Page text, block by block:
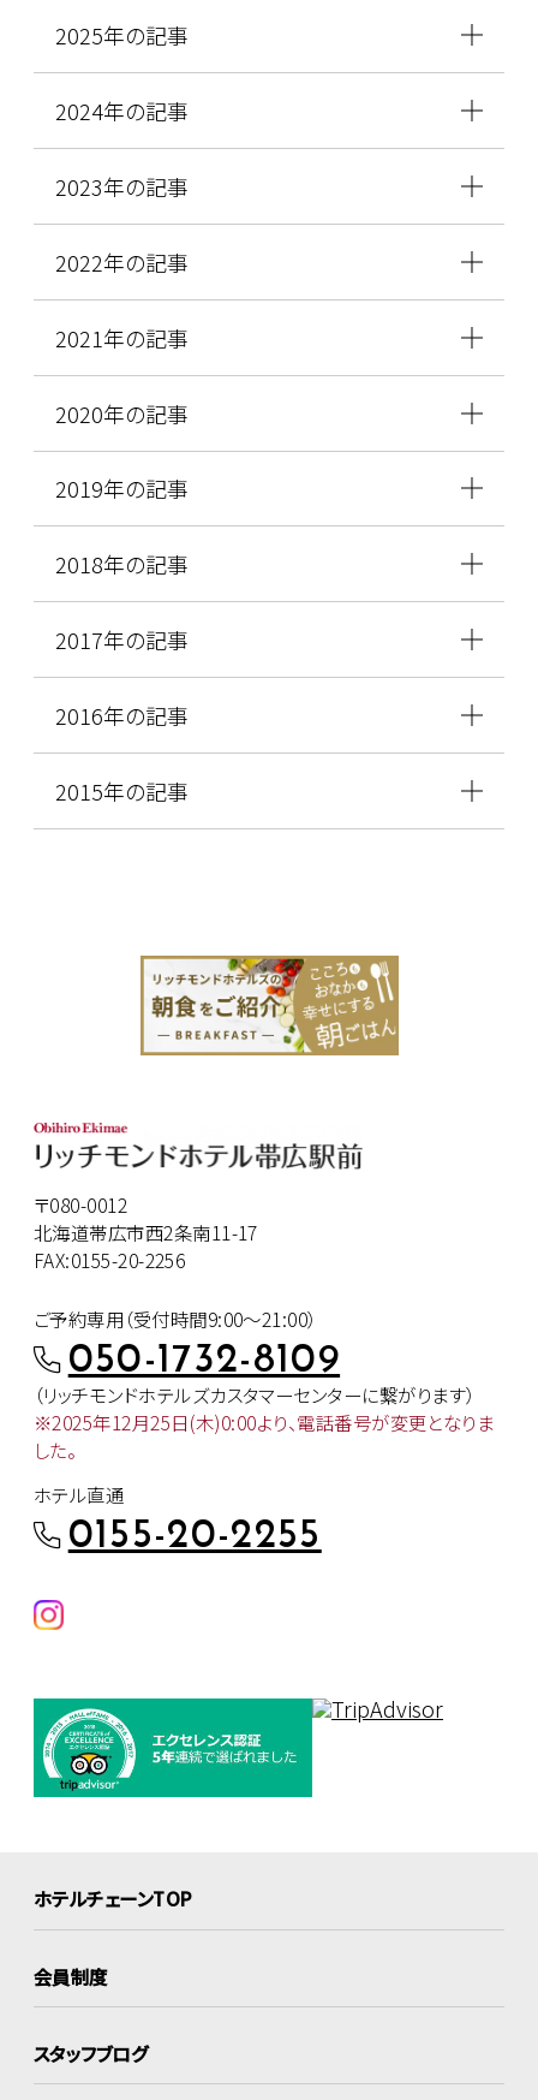
2025年の記事
2024年の記事
2023年の記事
2022年の記事
2021年の記事
2020年の記事
2019年の記事
2018年の記事
2017年の記事
2016年の記事
2015年の記事
〒080-0012
北海道帯広市西2条南11-17
FAX:0155-20-2256
ご予約専用（受付時間9:00～21:00）
050-1732-8109
（リッチモンドホテルズカスタマーセンターに繋がります）
※2025年12月25日(木)0:00より、電話番号が変更となりま
した。
ホテル直通
0155-20-2255
ホテルチェーンTOP
会員制度
スタッフブログ